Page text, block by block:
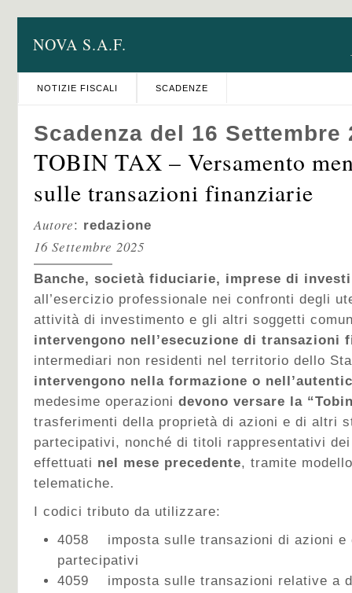
NOVA S.A.F.
NOTIZIE FISCALI SCADENZE
Scadenza del 16 Settembre
TOBIN TAX – Versamento
sulle transazioni finanziarie
Autore: redazione
16 Settembre 2025
Banche, società fiduciarie, imprese di
all’esercizio professionale nei confronti degli
attività di investimento e gli altri soggetti
intervengono nell’esecuzione di transazioni
intermediari non residenti nel territorio dello
intervengono nella formazione o
medesime operazioni devono versare la
trasferimenti della proprietà di azioni e di altri
partecipativi, nonché di titoli rappresentativi
effettuati nel mese precedente, tramite
telematiche.
I codici tributo da utilizzare:
4058 imposta sulle transazioni di azioni e
partecipativi
4059 imposta sulle transazioni relative a